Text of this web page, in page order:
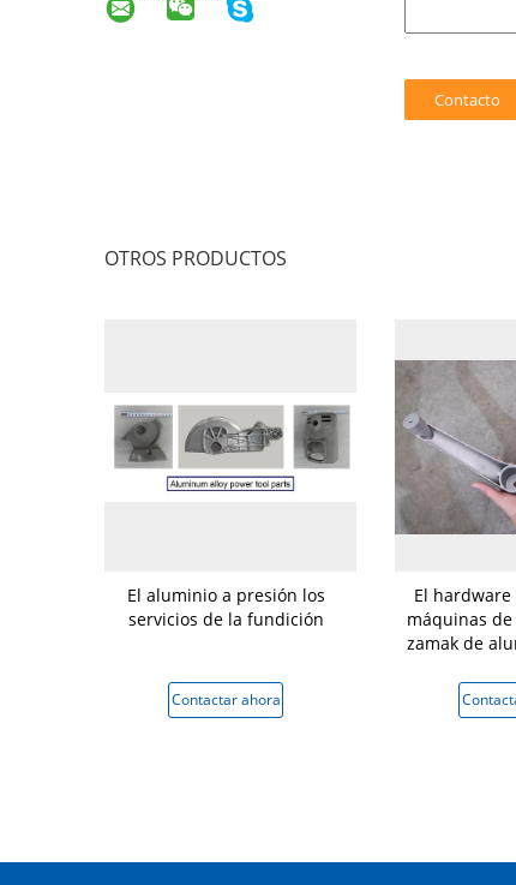
OTROS PRODUCTOS
El aluminio a presión los
servicios de la fundición
Contactar ahora
El
máquinas
zamak de